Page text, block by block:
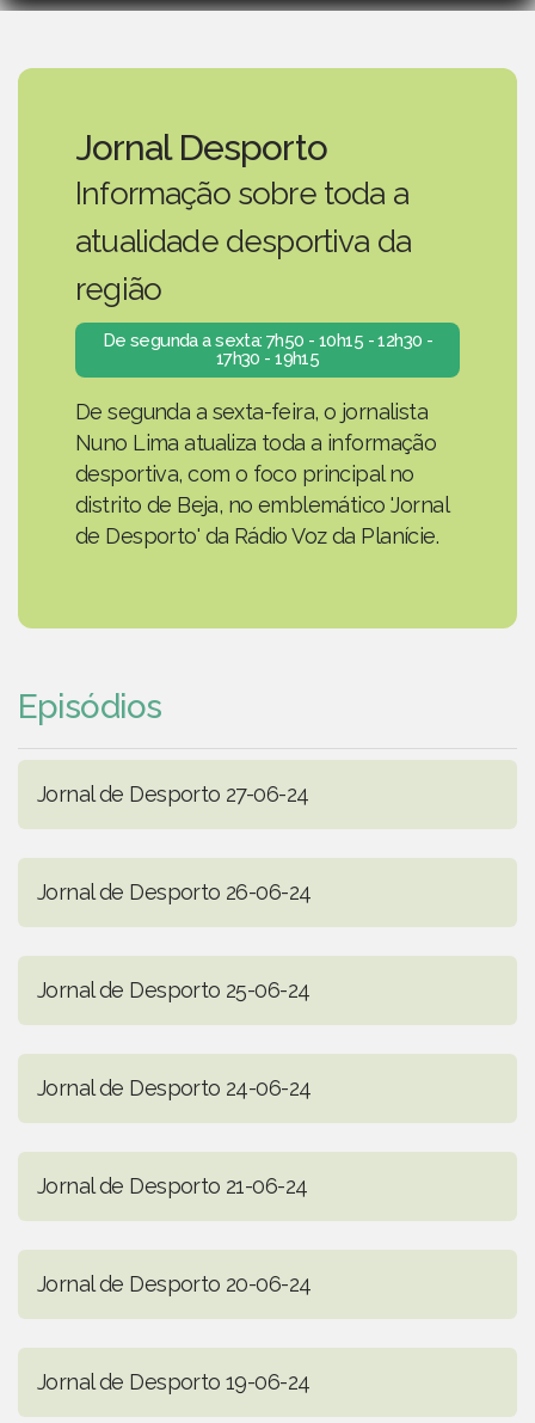
Jornal Desporto
Informação sobre toda a
atualidade desportiva da
região
De segunda a sexta: 7h50 - 10h15 - 12h30 -
17h30 - 19h15
De segunda a sexta-feira, o jornalista
Nuno Lima atualiza toda a informação
desportiva, com o foco principal no
distrito de Beja, no emblemático 'Jornal
de Desporto' da Rádio Voz da Planície.
Episódios
Jornal de Desporto 27-06-24
Jornal de Desporto 26-06-24
Jornal de Desporto 25-06-24
Jornal de Desporto 24-06-24
Jornal de Desporto 21-06-24
Jornal de Desporto 20-06-24
Jornal de Desporto 19-06-24